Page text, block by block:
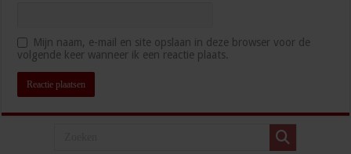
Mijn naam, e-mail en site opslaan in deze browser voor de
volgende keer wanneer ik een reactie plaats.